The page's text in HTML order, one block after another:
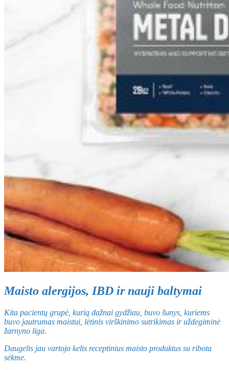
Maisto alergijos, IBD ir nauji baltymai
Kita pacientų grupė, kurią dažnai gydžiau, buvo šunys, kuriems
buvo jautrumas maistui, lėtinis virškinimo sutrikimas ir uždegiminė
žarnyno liga.
Daugelis jau vartojo kelis receptinius maisto produktus su ribota
sėkme.